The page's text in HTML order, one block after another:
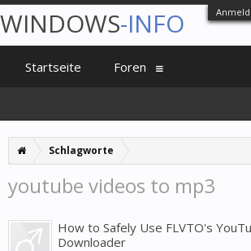
Schlagworte
youtube videos to mp3
How to Safely Use FLVTO's
Downloader
WINDOWS-INFO
Startseite Foren